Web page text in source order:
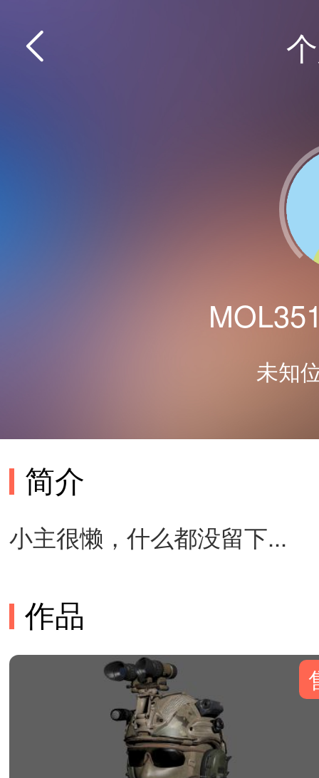
未知
简介
小主很懒，什么都没留下...
作品